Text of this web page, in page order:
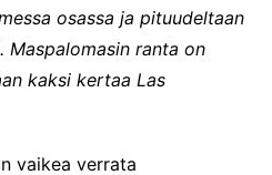
osassa ja pituudeltaan
ranta on
kaksi kertaa Las
vaikea verrata